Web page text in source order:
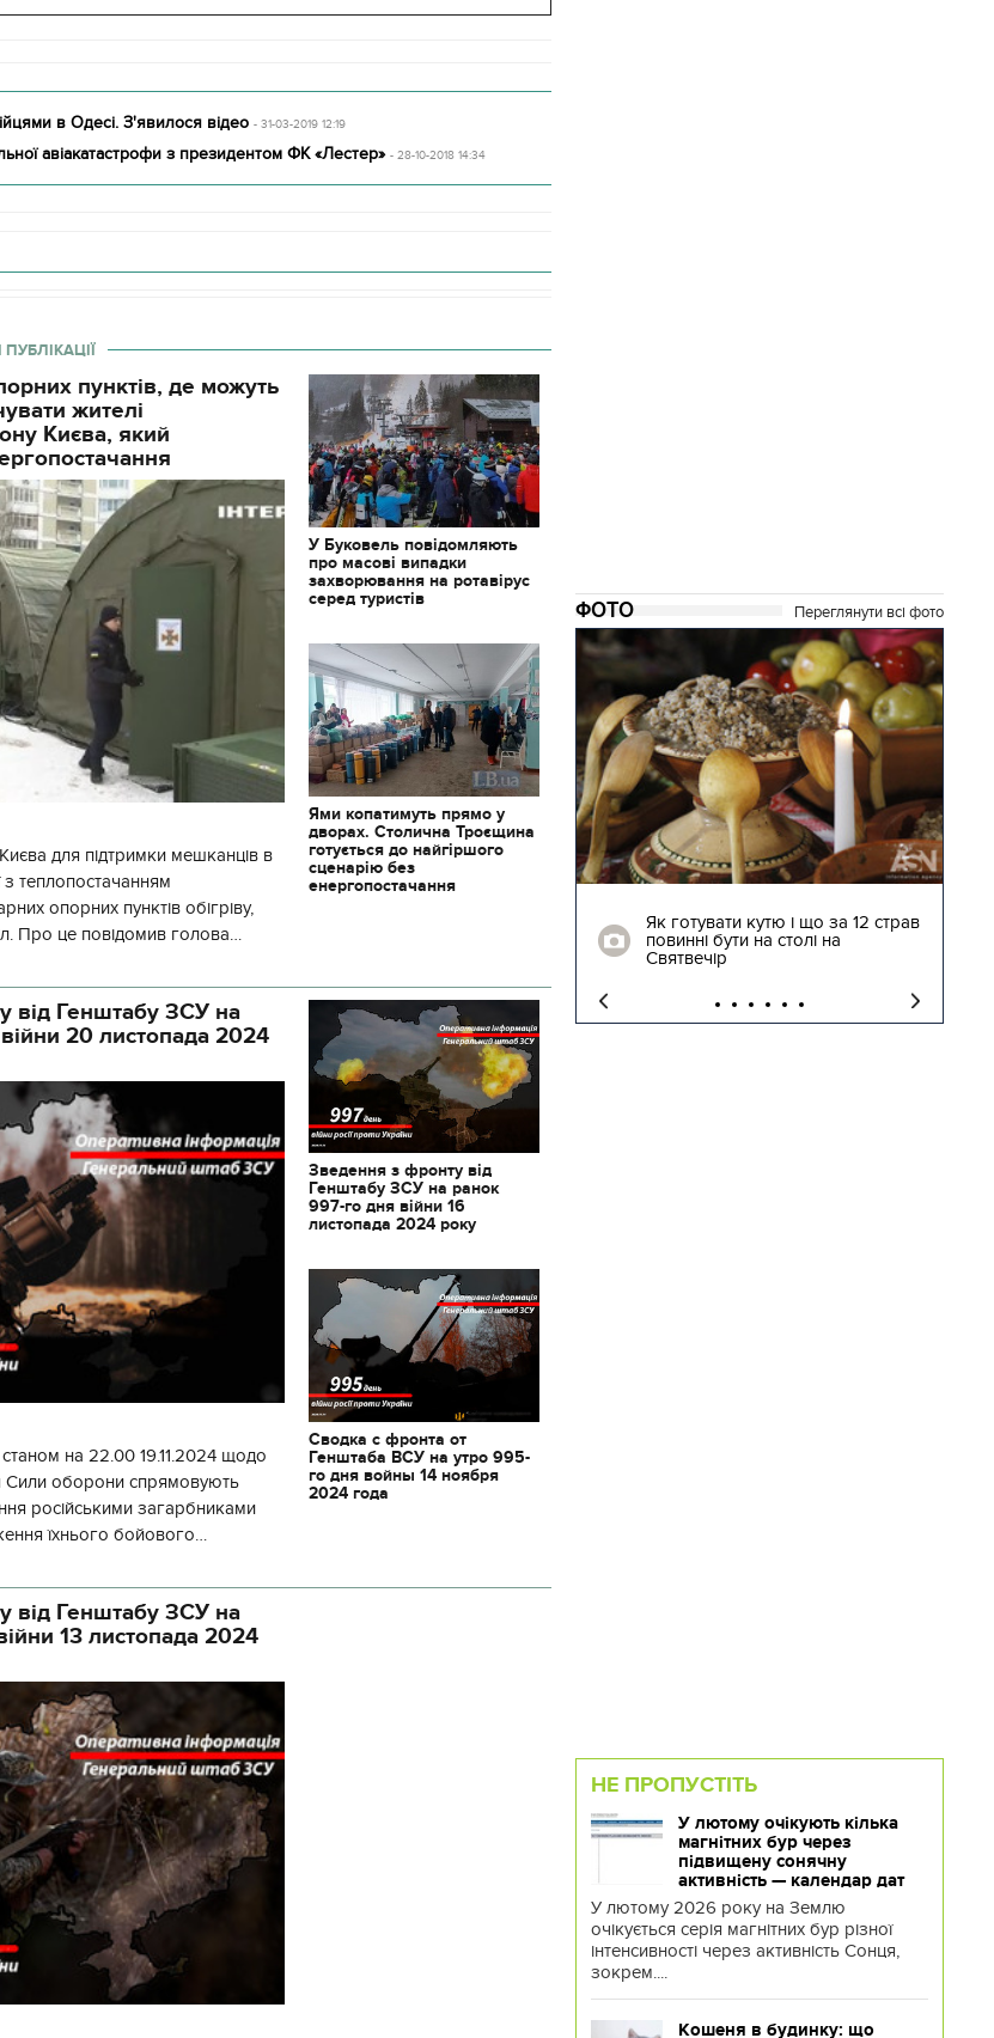
в Одесі. З'явилося відео - 31-03-2019 12:19
авіакатастрофи з президентом ФК «Лестер» - 28-10-2018 14:34
пунктів, де можуть
жителі
Києва, який
для підтримки мешканців в
з теплопостачанням
опорних пунктів обігріву,
Про це повідомив голова
У Буковель повідомляють
про масові випадки
захворювання на ротавірус
серед туристів
Ями копатимуть прямо у
дворах. Столична Троєщина
готується до найгіршого
сценарію без
енергопостачання
від Генштабу ЗСУ на
20 листопада 2024
на 22.00 19.11.2024 щодо
Сили оборони спрямовують
російськими загарбниками
їхнього бойового
Зведення з фронту від
Генштабу ЗСУ на ранок
997-го дня війни 16
листопада 2024 року
Сводка с фронта от
Генштаба ВСУ на утро 995-
го дня войны 14 ноября
2024 года
від Генштабу ЗСУ на
13 листопада 2024
ФОТО Переглянути всі фото
11.10.2017 | 16:22
Як готувати кутю і що за 12 страв
повинні бути на столі на
Святвечір
НЕ ПРОПУСТІТЬ
У лютому очікують кілька
магнітних бур через
підвищену сонячну
активність — календар дат
У лютому 2026 року на Землю
очікується серія магнітних бур різної
інтенсивності через активність Сонця,
зокрем....
Кошеня в будинку: що